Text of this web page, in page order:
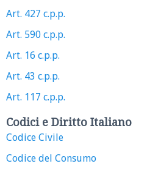
Art. 427 c.p.p.
Art. 590 c.p.p.
Art. 16 c.p.p.
Art. 43 c.p.p.
Art. 117 c.p.p.
Codici e Diritto Italiano
Codice Civile
Codice del Consumo